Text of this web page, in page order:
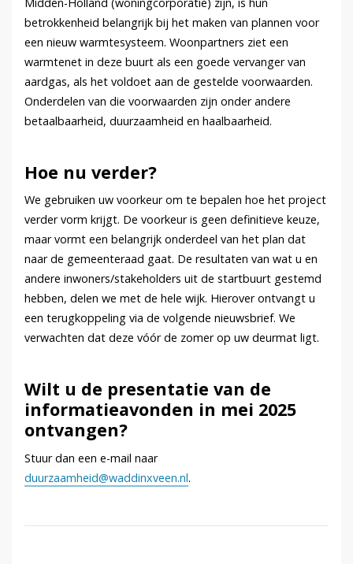
betrokkenheid belangrijk bij het maken van plannen voor
een nieuw warmtesysteem. Woonpartners ziet een
warmtenet in deze buurt als een goede vervanger van
aardgas, als het voldoet aan de gestelde voorwaarden.
Onderdelen van die voorwaarden zijn onder andere
betaalbaarheid, duurzaamheid en haalbaarheid.
Hoe nu verder?
We gebruiken uw voorkeur om te bepalen hoe het project
verder vorm krijgt. De voorkeur is geen definitieve keuze,
maar vormt een belangrijk onderdeel van het plan dat
naar de gemeenteraad gaat. De resultaten van wat u en
andere inwoners/stakeholders uit de startbuurt gestemd
hebben, delen we met de hele wijk. Hierover ontvangt u
een terugkoppeling via de volgende nieuwsbrief. We
verwachten dat deze vóór de zomer op uw deurmat ligt.
Wilt u de presentatie van de
informatieavonden in mei 2025
ontvangen?
Stuur dan een e-mail naar
duurzaamheid@waddinxveen.nl.